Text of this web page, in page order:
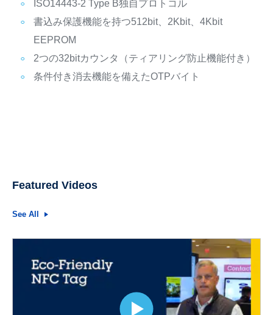
ISO14443-2 Type B独自プロトコル
書込み保護機能を持つ512bit、2Kbit、4Kbit
EEPROM
2つの32bitカウンタ（ティアリング防止機能付き）
条件付き消去機能を備えたOTPバイト
Featured Videos
See All